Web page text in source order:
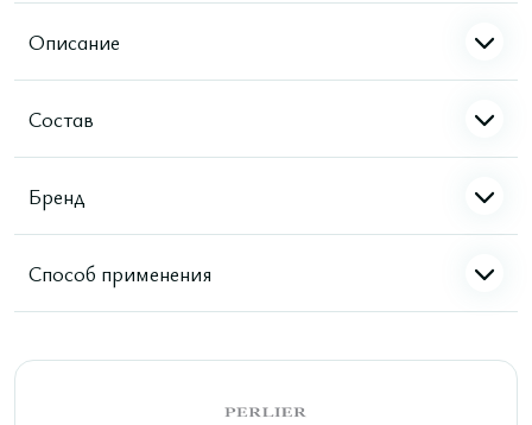
Описание
Состав
Бренд
Способ применения